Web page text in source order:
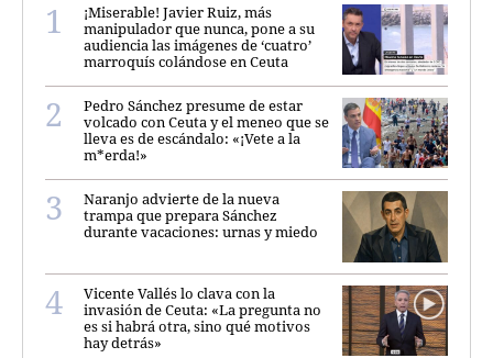
¡Miserable! Javier Ruiz, más
manipulador que nunca, pone a su
audiencia las imágenes de ‘cuatro’
marroquís colándose en Ceuta
Pedro Sánchez presume de estar
volcado con Ceuta y el meneo que se
lleva es de escándalo: «¡Vete a la
m*erda!»
Naranjo advierte de la nueva
trampa que prepara Sánchez
durante vacaciones: urnas y miedo
Vicente Vallés lo clava con la
invasión de Ceuta: «La pregunta no
es si habrá otra, sino qué motivos
hay detrás»